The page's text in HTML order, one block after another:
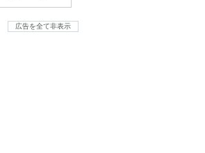
広告を全て非表示